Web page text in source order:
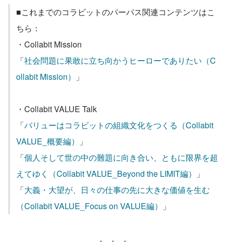
■これまでのコラビットのパーパス関連コンテンツはこ
ちら：
・Collabit Mission
「社会問題に果敢に立ち向かうヒーローでありたい（C
ollabit Mission）
」
・Collabit VALUE Talk
「バリューはコラビットの組織文化をつくる（Collabit
VALUE_概要編）
」
「個人そして世の中の難題に向き合い、ともに限界を超
えてゆく（Collabit VALUE_Beyond the LIMIT編）
」
「大義・大望が、日々の仕事の先に大きな価値を生む
（Collabit VALUE_Focus on VALUE編）
」